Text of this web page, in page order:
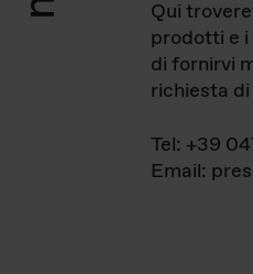
Qui
prodotti e
di fornirvi
richiesta
Tel: +39
Email: